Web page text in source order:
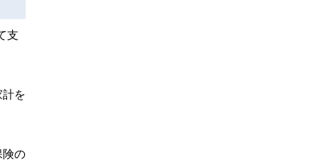
支
計を
険の